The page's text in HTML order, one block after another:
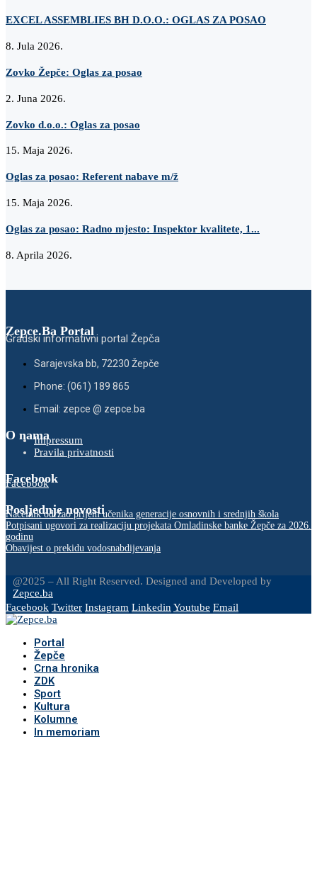
EXCEL ASSEMBLIES BH D.O.O.: OGLAS ZA POSAO
8. Jula 2026.
Zovko Žepče: Oglas za posao
2. Juna 2026.
Zovko d.o.o.: Oglas za posao
15. Maja 2026.
Oglas za posao: Referent nabave m/ž
15. Maja 2026.
Oglas za posao: Radno mjesto: Inspektor kvalitete, 1...
8. Aprila 2026.
Zepce.Ba Portal
Gradski informativni portal Žepča
Sarajevska bb, 72230 Žepče
Phone: (061) 189 865
Email: zepce @ zepce.ba
O namaImpressum
Pravila privatnosti
Facebook
Facebook
Posljednje novosti
Načelnik održao prijem učenika generacije osnovnih i srednjih škola
Potpisani ugovori za realizaciju projekata Omladinske banke Žepče za 2026.
godinu
Obavijest o prekidu vodosnabdijevanja
@2025 – All Right Reserved. Designed and Developed by
Zepce.ba
Facebook Twitter Instagram LinkedinYoutube Email
Portal
Žepče
Crna hronika
ZDK
Sport
Kultura
Kolumne
In memoriam